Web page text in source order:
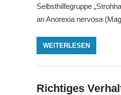
Selbsthilfegruppe
an Anorexia nervosa
WEITERLESEN
Richtiges